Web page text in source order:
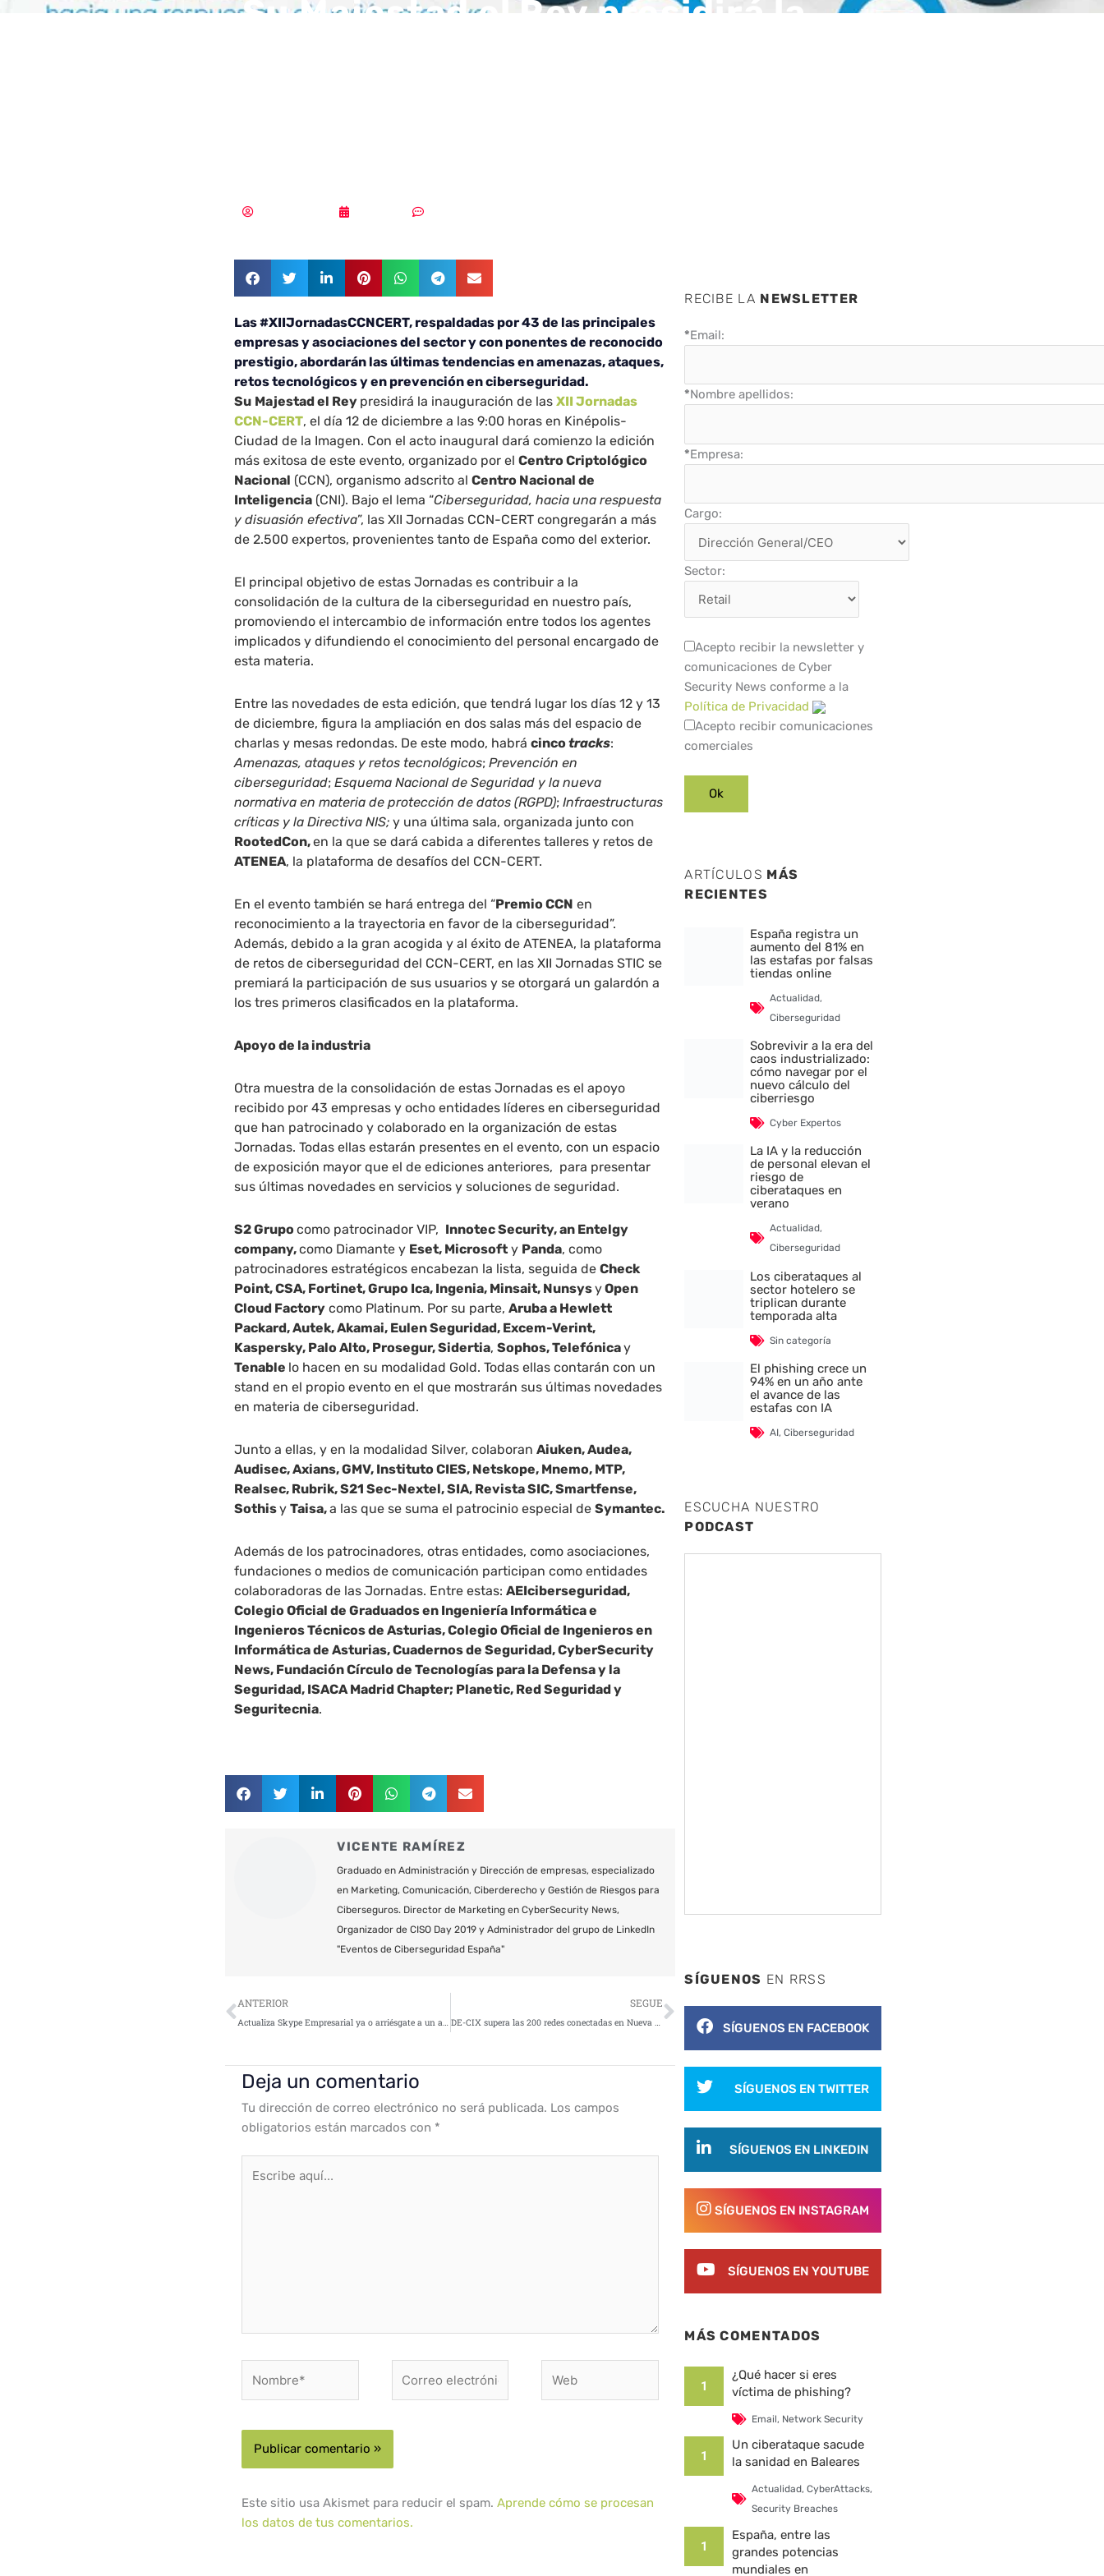
Su Majestad el Rey presidirá la
Las #XIIJornadasCCNCERT, respaldadas por 43 de las principales
empresas y asociaciones del sector y con ponentes de reconocido
prestigio, abordarán las últimas tendencias en amenazas, ataques,
retos tecnológicos y en prevención en ciberseguridad.
Su Majestad el Rey presidirá la inauguración de lasXII Jornadas
CCN-CERT, el día 12 de diciembre a las 9:00 horas en Kinépolis-
Ciudad de la Imagen. Con el acto inaugural dará comienzo la edición
más exitosa de este evento, organizado por elCentro Criptológico
Nacional (CCN), organismo adscrito alCentro Nacional de
Inteligencia (CNI). Bajo el lema “Ciberseguridad, hacia una respuesta
y disuasión efectiva”, las XII Jornadas CCN-CERT congregarán a más
de 2.500 expertos, provenientes tanto de España como del exterior.
El principal objetivo de estas Jornadas es contribuir a la
consolidación de la cultura de la ciberseguridad en nuestro país,
promoviendo el intercambio de información entre todos los agentes
implicados y difundiendo el conocimiento del personal encargado de
esta materia.
Entre las novedades de esta edición, que tendrá lugar los días 12 y 13
de diciembre, figura la ampliación en dos salas más del espacio de
charlas y mesas redondas. De este modo, habrácincotracks:
Amenazas, ataques y retos tecnológicos;Prevención en
ciberseguridad;Esquema Nacional de Seguridad y la nueva
normativa en materia de protección de datos (RGPD);Infraestructuras
críticas y la Directiva NIS; y una última sala, organizada junto con
RootedCon,en la que se dará cabida a diferentes talleres y retos de
ATENEA, la plataforma de desafíos del CCN-CERT.
En el evento también se hará entrega del “Premio CCN en
reconocimiento a la trayectoria en favor de la ciberseguridad”.
Además, debido a la gran acogida y al éxito de ATENEA, la plataforma
de retos de ciberseguridad del CCN-CERT, en las XII Jornadas STIC se
premiará la participación de sus usuarios y se otorgará un galardón a
los tres primeros clasificados en la plataforma.
Apoyo de la industria
Otra muestra de la consolidación de estas Jornadas es el apoyo
recibido por 43 empresas y ocho entidades líderes en ciberseguridad
que han patrocinado y colaborado en la organización de estas
Jornadas. Todas ellas estarán presentes en el evento, con un espacio
de exposición mayor que el de ediciones anteriores, para presentar
sus últimas novedades en servicios y soluciones de seguridad.
S2 Grupocomo patrocinador VIP, Innotec Security, an Entelgy
company,como Diamante y Eset, Microsoft y Panda, como
patrocinadores estratégicos encabezan la lista, seguida deCheck
Point, CSA, Fortinet, Grupo Ica, Ingenia, Minsait, NunsysyOpen
Cloud Factory como Platinum. Por su parte,Aruba a Hewlett
Packard, Autek, Akamai, Eulen Seguridad, Excem-Verint,
Kaspersky, Palo Alto, Prosegur, Sidertia,Sophos, Telefónicay
Tenable lo hacen en su modalidad Gold. Todas ellas contarán con un
stand en el propio evento en el que mostrarán sus últimas novedades
en materia de ciberseguridad.
Junto a ellas, y en la modalidad Silver, colaboranAiuken, Audea,
Audisec, Axians, GMV, Instituto CIES, Netskope, Mnemo, MTP,
Realsec, Rubrik, S21 Sec-Nextel, SIA, Revista SIC, Smartfense,
SothisyTaisa,a las que se suma el patrocinio especial deSymantec.
Además de los patrocinadores, otras entidades, como asociaciones,
fundaciones o medios de comunicación participan como entidades
colaboradoras de las Jornadas. Entre estas:AEIciberseguridad,
Colegio Oficial de Graduados en Ingeniería Informática e
Ingenieros Técnicos de Asturias, Colegio Oficial de Ingenieros en
Informática de Asturias, Cuadernos de Seguridad, CyberSecurity
News, Fundación Círculo de Tecnologías para la Defensa y la
Seguridad, ISACA Madrid Chapter; Planetic, Red Seguridad y
Seguritecnia.
VICENTE RAMÍREZ
Graduado en Administración y Dirección de empresas, especializado
en Marketing, Comunicación, Ciberderecho y Gestión de Riesgos para
Ciberseguros. Director de Marketing en CyberSecurity News,
Organizador de CISO Day 2019 y Administrador del grupo de LinkedIn
"Eventos de Ciberseguridad España"
Ant
ANTERIOR
Actualiza Skype Empresarial ya o arriésgate a un ataque DoS vía emoji de gatitos
SEGUE
DE-CIX supera las 200 redes conectadas en Nueva York
Siguiente
Deja un comentario
Tu dirección de correo electrónico no será publicada. Los campos
obligatorios están marcados con *
aquí...
electrónico*
Este sitio usa Akismet para reducir el spam.Aprende cómo se procesan
los datos de tus comentarios.
RECIBE LA NEWSLETTER
*Email:
*Nombre apellidos:
*Empresa:
Cargo:
Sector:
Acepto recibir la newsletter y
comunicaciones de Cyber
Security News conforme a la
Política de Privacidad
Acepto recibir comunicaciones
comerciales
ARTÍCULOS MÁS
RECIENTES
España registra un
aumento del 81% en
las estafas por falsas
tiendas online
Actualidad,
Ciberseguridad
Sobrevivir a la era del
caos industrializado:
cómo navegar por el
nuevo cálculo del
ciberriesgo
Cyber Expertos
La IA y la reducción
de personal elevan el
riesgo de
ciberataques en
verano
Actualidad,
Ciberseguridad
Los ciberataques al
sector hotelero se
triplican durante
temporada alta
Sin categoría
El phishing crece un
94% en un año ante
el avance de las
estafas con IA
AI,Ciberseguridad
ESCUCHA NUESTRO
PODCAST
SÍGUENOS EN RRSS
SÍGUENOS EN FACEBOOK
SÍGUENOS EN TWITTER
SÍGUENOS EN LINKEDIN
SÍGUENOS EN INSTAGRAM
SÍGUENOS EN YOUTUBE
MÁS COMENTADOS
1
¿Qué hacer si eres
víctima de phishing?
Email, Network Security
1
Un ciberataque sacude
la sanidad en Baleares
Actualidad, CyberAttacks,
Security Breaches
1
España, entre las
grandes potencias
mundiales en